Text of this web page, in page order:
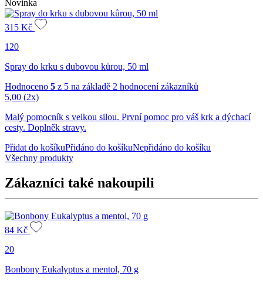
Novinka
315 Kč
120
Spray do krku s dubovou kůrou, 50 ml
Hodnoceno 5 z 5 na základě 2 hodnocení zákazníků
5,00 (2x)
Malý pomocník s velkou silou. První pomoc pro váš krk a dýchací
cesty. Doplněk stravy.
Přidat do košíkuPřidáno do košíkuNepřidáno do košíku
Všechny produkty
Zákazníci také nakoupili
84 Kč
20
Bonbony Eukalyptus a mentol, 70 g